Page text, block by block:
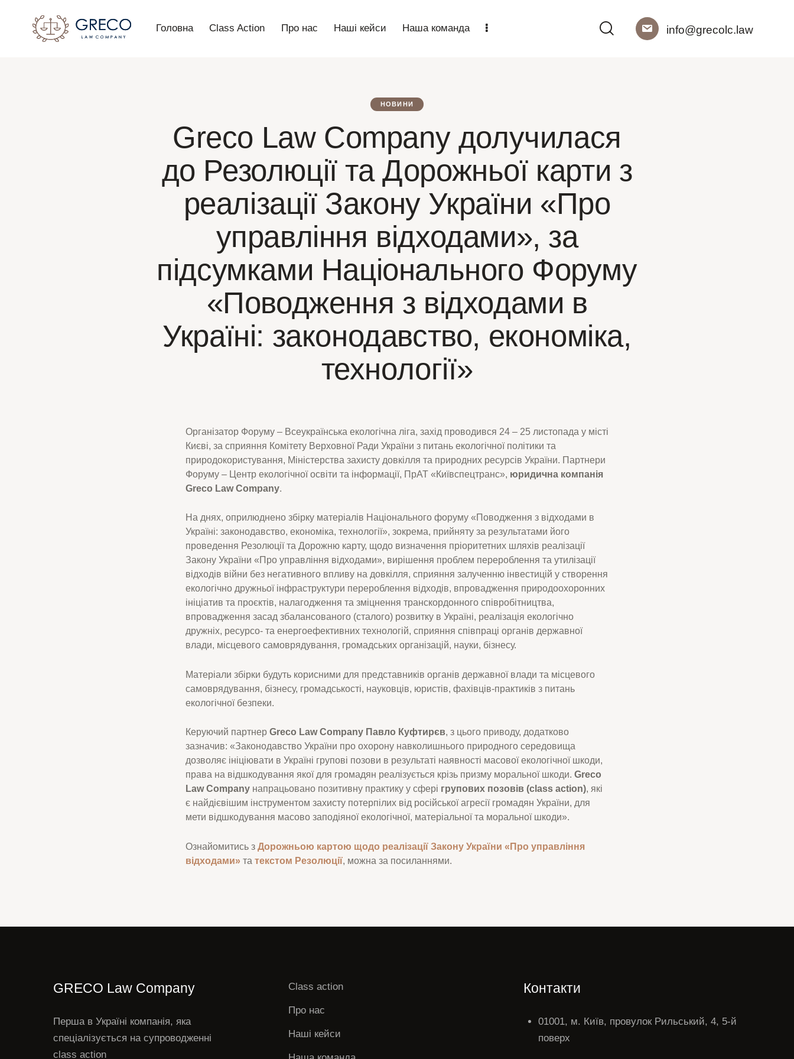
Головна Class Action Про нас Наші кейси Наша команда info@grecolc.law
НОВИНИ
Greco Law Company долучилася
до Резолюції та Дорожньої карти з
реалізації Закону України «Про
управління відходами», за
підсумками Національного Форуму
«Поводження з відходами в
Україні: законодавство, економіка,
технології»
Організатор Форуму – Всеукраїнська екологічна ліга, захід проводився 24 – 25 листопада у місті
Києві, за сприяння Комітету Верховної Ради України з питань екологічної політики та
природокористування, Міністерства захисту довкілля та природних ресурсів України. Партнери
Форуму – Центр екологічної освіти та інформації, ПрАТ «Київспецтранс», юридична компанія
Greco Law Company.
На днях, оприлюднено збірку матеріалів Національного форуму «Поводження з відходами в
Україні: законодавство, економіка, технології», зокрема, прийняту за результатами його
проведення Резолюції та Дорожню карту, щодо визначення пріоритетних шляхів реалізації
Закону України «Про управління відходами», вирішення проблем перероблення та утилізації
відходів війни без негативного впливу на довкілля, сприяння залученню інвестицій у створення
екологічно дружньої інфраструктури перероблення відходів, впровадження природоохоронних
ініціатив та проєктів, налагодження та зміцнення транскордонного співробітництва,
впровадження засад збалансованого (сталого) розвитку в Україні, реалізація екологічно
дружніх, ресурсо- та енергоефективних технологій, сприяння співпраці органів державної
влади, місцевого самоврядування, громадських організацій, науки, бізнесу.
Матеріали збірки будуть корисними для представників органів державної влади та місцевого
самоврядування, бізнесу, громадськості, науковців, юристів, фахівців-практиків з питань
екологічної безпеки.
Керуючий партнер Greco Law Company Павло Куфтирєв, з цього приводу, додатково
зазначив: «Законодавство України про охорону навколишнього природного середовища
дозволяє ініціювати в Україні групові позови в результаті наявності масової екологічної шкоди,
права на відшкодування якої для громадян реалізується крізь призму моральної шкоди. Greco
Law Companyнапрацьовано позитивну практику у сфері групових позовів (class action), які
є найдієвішим інструментом захисту потерпілих від російської агресії громадян України, для
мети відшкодування масово заподіяної екологічної, матеріальної та моральної шкоди».
Ознайомитись з Дорожньою картою щодо реалізації Закону України «Про управління
відходами» та текстом Резолюції, можна за посиланнями.
GRECO Law Company
Перша в Україні компанія, яка
спеціалізується на супроводженні
class action
Class action
Про нас
Наші кейси
Контакти
01001, м. Київ, провулок Рильський, 4, 5-й
поверх